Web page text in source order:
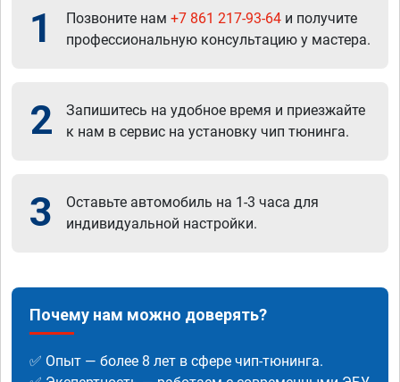
1 Позвоните нам +7 861 217-93-64 и получите
профессиональную консультацию у мастера.
2
Запишитесь на удобное время и приезжайте
к нам в сервис на установку чип тюнинга.
3
Оставьте автомобиль на 1-3 часа для
индивидуальной настройки.
Почему нам можно доверять?
✅ Опыт — более 8 лет в сфере чип-тюнинга.